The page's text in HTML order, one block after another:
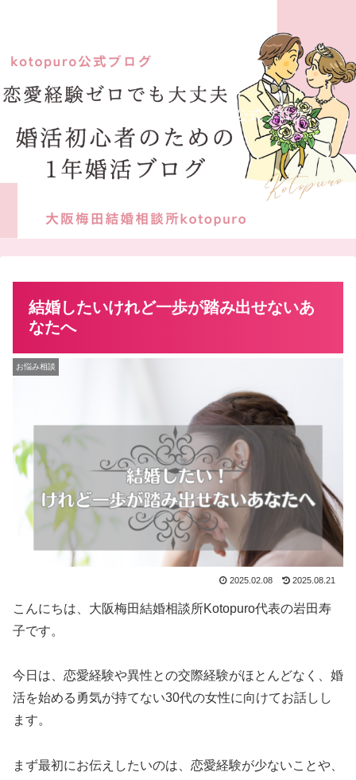
大阪梅田結婚相談所kotopuro公式ブログ
結婚したいけれど一歩が踏み出せないあ
なたへ
お悩み相談
2025.02.08 2025.08.21
こんにちは、大阪梅田結婚相談所Kotopuro代表の岩田寿
子です。
今日は、恋愛経験や異性との交際経験がほとんどなく、婚
活を始める勇気が持てない30代の女性に向けてお話しし
ます。
まず最初にお伝えしたいのは、恋愛経験が少ないことや、